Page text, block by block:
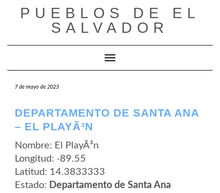
PUEBLOS DE EL
SALVADOR
Cambiar modo de navegación
7 de mayo de 2023
DEPARTAMENTO DE SANTA ANA
– EL PLAYÃ³N
Nombre: El PlayÃ³n
Longitud: -89.55
Latitud: 14.3833333
Estado: Departamento de Santa Ana